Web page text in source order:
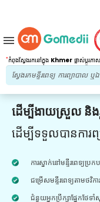
*កំពុងស្វែងរកនៅក្នុង Khmer ផ្លាស់ប្តូរភ
menu
ដើម្បីងាយស្រួល និ
ដើម្បីទទួលបានការ
ការស្នាក់នៅមន្ទីរពេទ្យប្
ជម្រើសមន្ទីរពេទ្យតាមថវិក
ជំនួយអ្នកប្រឹក្សាផ្នែកថែទ